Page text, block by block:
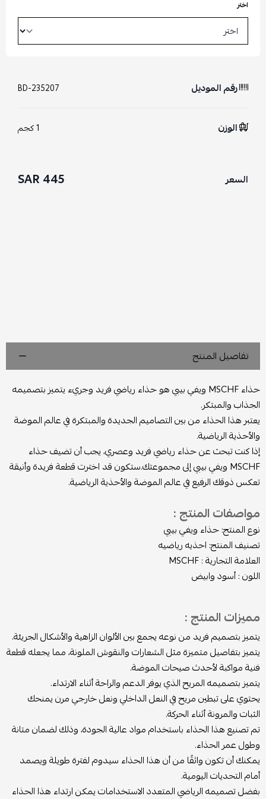
اختر
رقم الموديل BD-235207
الوزن 1 كجم
السعر 445 SAR
تفاصيل المنتج
حذاء MSCHF ويفي بيبي هو حذاء رياضي فريد وجريء يتميز بتصميمه
الجذاب والمبتكر.
يعتبر هذا الحذاء من بين التصاميم الجديدة والمبتكرة في عالم الموضة
والأحذية الرياضية.
إذا كنت تبحث عن حذاء رياضي فريد وعصري، يجب أن تضيف حذاء
MSCHF ويفي بيبي إلى مجموعتك.ستكون قد اخترت قطعة فريدة وأنيقة
تعكس ذوقك الرفيع في عالم الموضة والأحذية الرياضية.
مواصفات المنتج :
نوع المنتج: حذاء ويفي بيبي
تصنيف المنتج: احذيه رياضيه
العلامة التجارية : MSCHF
اللون : أسود وابيض
مميزات المنتج :
يتميز بتصميم فريد من نوعه يجمع بين الألوان الزاهية والأشكال الجريئة.
يتميز بتفاصيل متميزة مثل الشعارات والنقوش الملونة، مما يجعله قطعة
فنية مواكبة لأحدث صيحات الموضة.
يتميز بتصميمه المريح الذي يوفر الدعم والراحة أثناء الارتداء.
يحتوي على تبطين مريح في النعل الداخلي ونعل خارجي مرن يمنحك
الثبات والمرونة أثناء الحركة.
تم تصنيع هذا الحذاء باستخدام مواد عالية الجودة، وذلك لضمان متانة
وطول عمر الحذاء.
يمكنك أن تكون واثقًا من أن هذا الحذاء سيدوم لفترة طويلة ويصمد
أمام التحديات اليومية.
بفضل تصميمه الرياضي المتعدد الاستخدامات يمكن ارتداء هذا الحذاء